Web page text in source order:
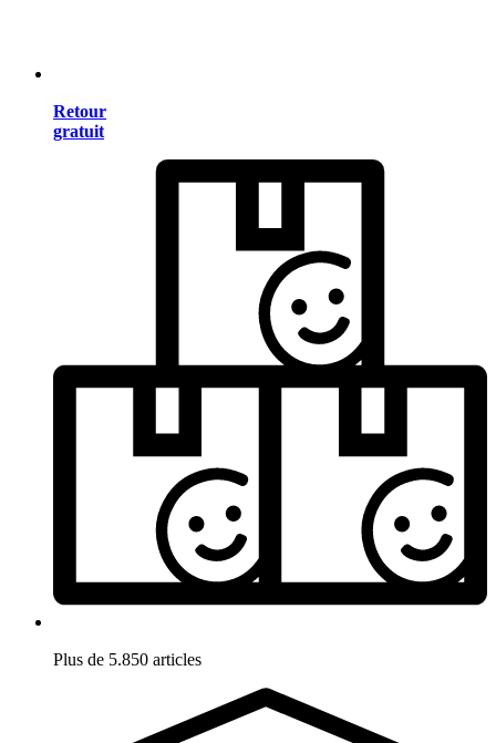
Retour
gratuit
Plus de 5.850 articles